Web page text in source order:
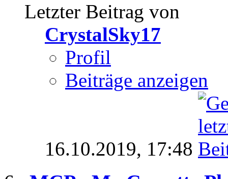
Letzter Beitrag von
CrystalSky17
Profil
Beiträge anzeigen
16.10.2019, 17:48